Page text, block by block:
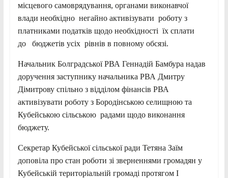
місцевого самоврядування, органами виконавчої
влади необхідно негайно активізувати роботу з
платниками податків щодо необхідності їх сплати
до бюджетів усіх рівнів в повному обсязі.
Начальник Болградської РВА Геннадій Бамбура надав
доручення заступнику начальника РВА Дмитру
Дімитрову спільно з відділом фінансів РВА
активізувати роботу з Бородінською селищною та
Кубейською сільською радами щодо виконання
бюджету.
Секретар Кубейської сільської ради Тетяна Заїм
доповіла про стан роботи зі зверненнями громадян у
Кубейській територіальній громаді протягом І